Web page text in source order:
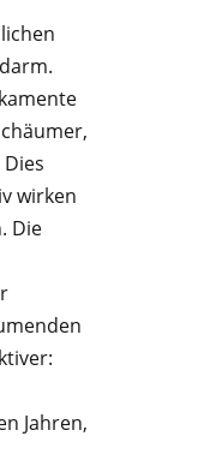
wirken
Die
Jahren,